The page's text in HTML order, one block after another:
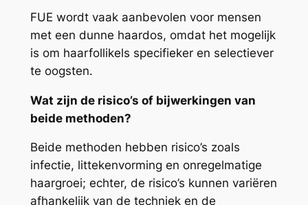
FUE wordt vaak aanbevolen voor mensen
met een dunne haardos, omdat het mogelijk
is om haarfollikels specifieker en selectiever
te oogsten.
Wat zijn de risico’s of bijwerkingen van
beide methoden?
Beide methoden hebben risico’s zoals
infectie, littekenvorming en onregelmatige
haargroei; echter, de risico’s kunnen variëren
afhankelijk van de techniek en de